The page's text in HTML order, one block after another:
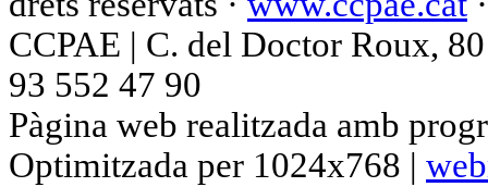
CCPAE | C. del Doctor Roux,
93 552 47 90
Pàgina web realitzada amb
Optimitzada per 1024x768 |